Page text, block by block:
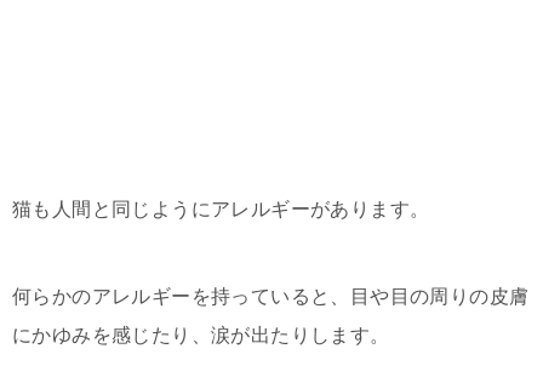
猫も人間と同じようにアレルギーがあります。
何らかのアレルギーを持っていると、目や目の周りの皮膚
にかゆみを感じたり、涙が出たりします。